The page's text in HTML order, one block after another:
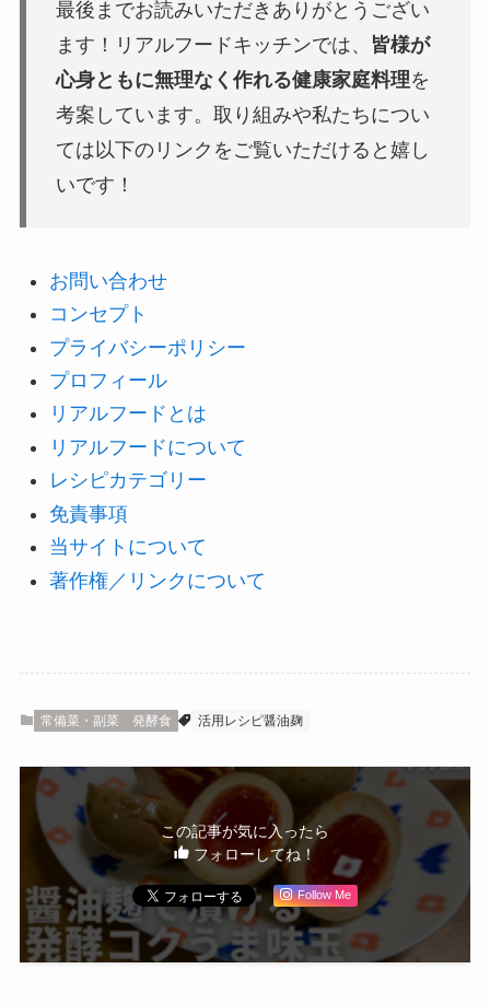
最後までお読みいただきありがとうござい
ます！リアルフードキッチンでは、 皆様が
心身ともに無理なく作れる健康家庭料理を
考案しています。取り組みや私たちについ
ては以下のリンクをご覧いただけると嬉し
いです！
お問い合わせ
コンセプト
プライバシーポリシー
プロフィール
リアルフードとは
リアルフードについて
レシピカテゴリー
免責事項
当サイトについて
著作権／リンクについて
常備菜・副菜 発酵食 活用レシピ醤油麹
この記事が気に入ったら
フォローしてね！
Follow Me